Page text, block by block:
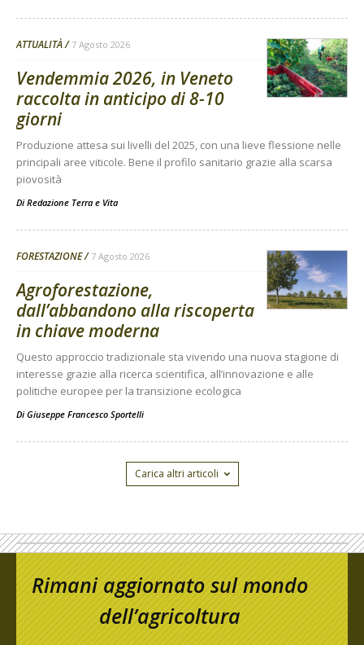
ATTUALITÀ 7 Agosto 2026
Vendemmia 2026, in Veneto
raccolta in anticipo di 8-10
giorni
Produzione attesa sui livelli del 2025, con una lieve flessione nelle
principali aree viticole. Bene il profilo sanitario grazie alla scarsa
piovosità
Di Redazione Terra e Vita
FORESTAZIONE 7 Agosto 2026
Agroforestazione,
dall’abbandono alla riscoperta
in chiave moderna
Questo approccio tradizionale sta vivendo una nuova stagione di
interesse grazie alla ricerca scientifica, all’innovazione e alle
politiche europee per la transizione ecologica
Di Giuseppe Francesco Sportelli
Carica altri articoli
Rimani aggiornato sul mondo
dell’agricoltura